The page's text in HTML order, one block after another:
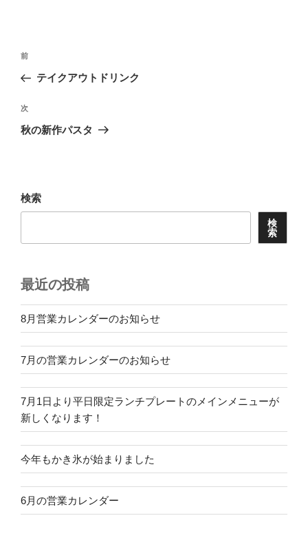
投
ナ
ビ
ゲ
ン
前
の
稿
前
テイクアウトドリンク
次
の
次
秋の新作パスタ
検索
検
索
最近の投稿
8月営業カレンダーのお知らせ
7月の営業カレンダーのお知らせ
7月1日より平日限定ランチプレートのメインメニューが
新しくなります！
今年もかき氷が始まりました
6月の営業カレンダー